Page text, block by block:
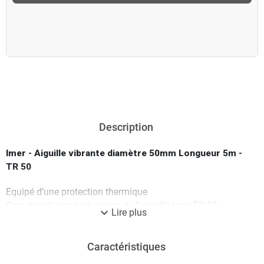
Description
Imer - Aiguille vibrante diamètre 50mm Longueur 5m -
TR 50
Equipé d’une protection thermique
expand_more Lire plus
Caractéristiques